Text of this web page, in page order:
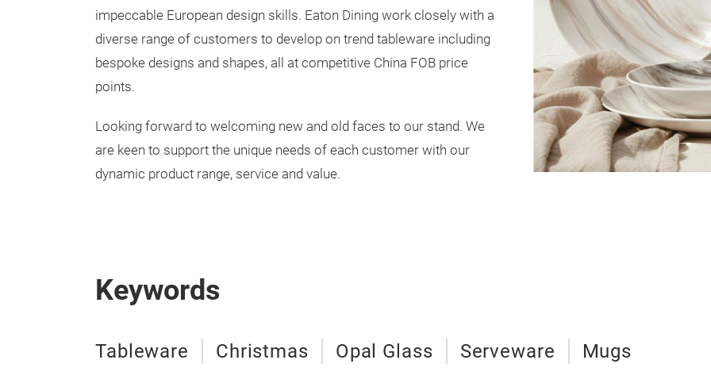
impeccable European design skills. Eaton Dining work closely with a
diverse range of customers to develop on trend tableware including
bespoke designs and shapes, all at competitive China FOB price
points.
Looking forward to welcoming new and old faces to our stand. We
are keen to support the unique needs of each customer with our
dynamic product range, service and value.
Keywords
Tableware Christmas Opal Glass Serveware Mugs